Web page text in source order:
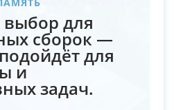
для
сборок —
для
и
задач.